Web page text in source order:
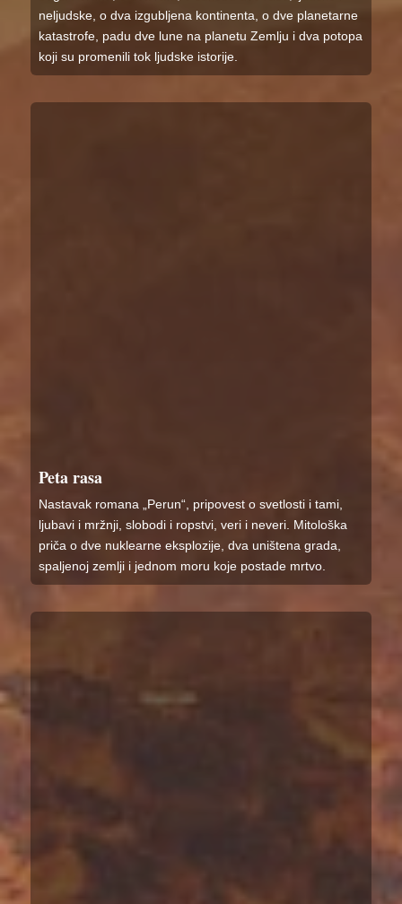
neljudske, o dva izgubljena kontinenta, o dve planetarne
katastrofe, padu dve lune na planetu Zemlju i dva potopa
koji su promenili tok ljudske istorije.
Peta rasa
Nastavak romana „Perun“, pripovest o svetlosti i tami,
ljubavi i mržnji, slobodi i ropstvi, veri i neveri. Mitološka
priča o dve nuklearne eksplozije, dva uništena grada,
spaljenoj zemlji i jednom moru koje postade mrtvo.